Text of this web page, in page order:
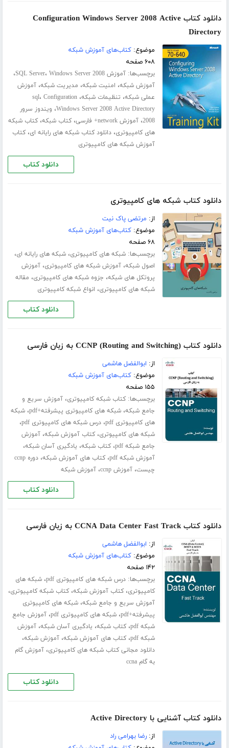
دانلود کتاب Configuration Windows Server 2008 Active
Directory
موضوع:کتاب‌های آموزش شبکه
۶۰۸ صفحه
برچسب‌ها:آموزش SQL Server ، Windows Server 2008 ،
آموزش شبکه، امنیت شبکه، مدیریت شبکه،آموزش
عملی شبکه، تنظیمات شبکه، sql، Configuration
Windows Server 2008 Active Directory، ویندوز سرور
2008،آموزش network+ فارسی ،کتاب شبکه،کتاب شبکه
های کامپیوتری،دانلود کتاب شبکه های رایانه ای،کتاب
آموزش شبکه های کامپیوتری
دانلود کتاب
دانلود کتاب شبکه های کامپیوتری
از: مرتضی پاک نیت
موضوع:کتاب‌های آموزش شبکه
۶۸ صفحه
برچسب‌ها:شبکه های کامپیوتری،شبکه های رایانه ای،
اصول شبکه،آموزش شبکه های کامپیوتری،آموزش
پروتکل های شبکه، جزوه شبکه های کامپیوتری، مقاله
شبکه های کامپیوتری، انواع شبکه کامپیوتری
دانلود کتاب
دانلود کتاب (CCNP (Routing and Switching به زبان فارسی
از: ابوالفضل هاشمی
موضوع:کتاب‌های آموزش شبکه
۱۵۵ صفحه
برچسب‌ها:کتاب شبکه کامپیوتری،آموزش سریع و
جامع شبکه،شبکه های کامپیوتری پیشرفته+pdf ،شبکه
های کامپیوتری pdf
،درس شبکه های کامپیوتری pdf ،
شبکه های کامپیوتری،کتاب آموزش شبکه،آموزش
جامع شبکه pdf
،کتاب شبکه، یادگیری آسان شبکه،
آموزش شبکه pdf ،کتاب های آموزش شبکه،
دوره ccnp
چیست،آموزش ccnp ،آموزش شبکه
دانلود کتاب
دانلود کتاب CCNA Data Center Fast Track به زبان فارسی
از: ابوالفضل هاشمی
موضوع:کتاب‌های آموزش شبکه
۱۴۲ صفحه
برچسب‌ها:درس شبکه های کامپیوتری pdf ،شبکه های
کامپیوتری،کتاب آموزش شبکه،کتاب شبکه کامپیوتری،
آموزش سریع و جامع شبکه،شبکه های کامپیوتری
پیشرفته+pdf
،شبکه های کامپیوتری pdf ،آموزش جامع
شبکه pdf
،کتاب شبکه، یادگیری آسان شبکه،آموزش
شبکه pdf
،کتاب های آموزش شبکه،آموزش شبکه،
دانلود مجانی کتاب شبکه های کامپیوتری،آموزش گام
به گام ccna
دانلود کتاب
دانلود کتاب آشنایی با Active Directory
از:رضا بهرامی راد